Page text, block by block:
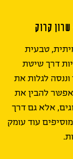
קרוק
טבעית
דרך שיטת
וננסה לגלות את
אפשר להבין את
אלא גם דרך
עוד עומק